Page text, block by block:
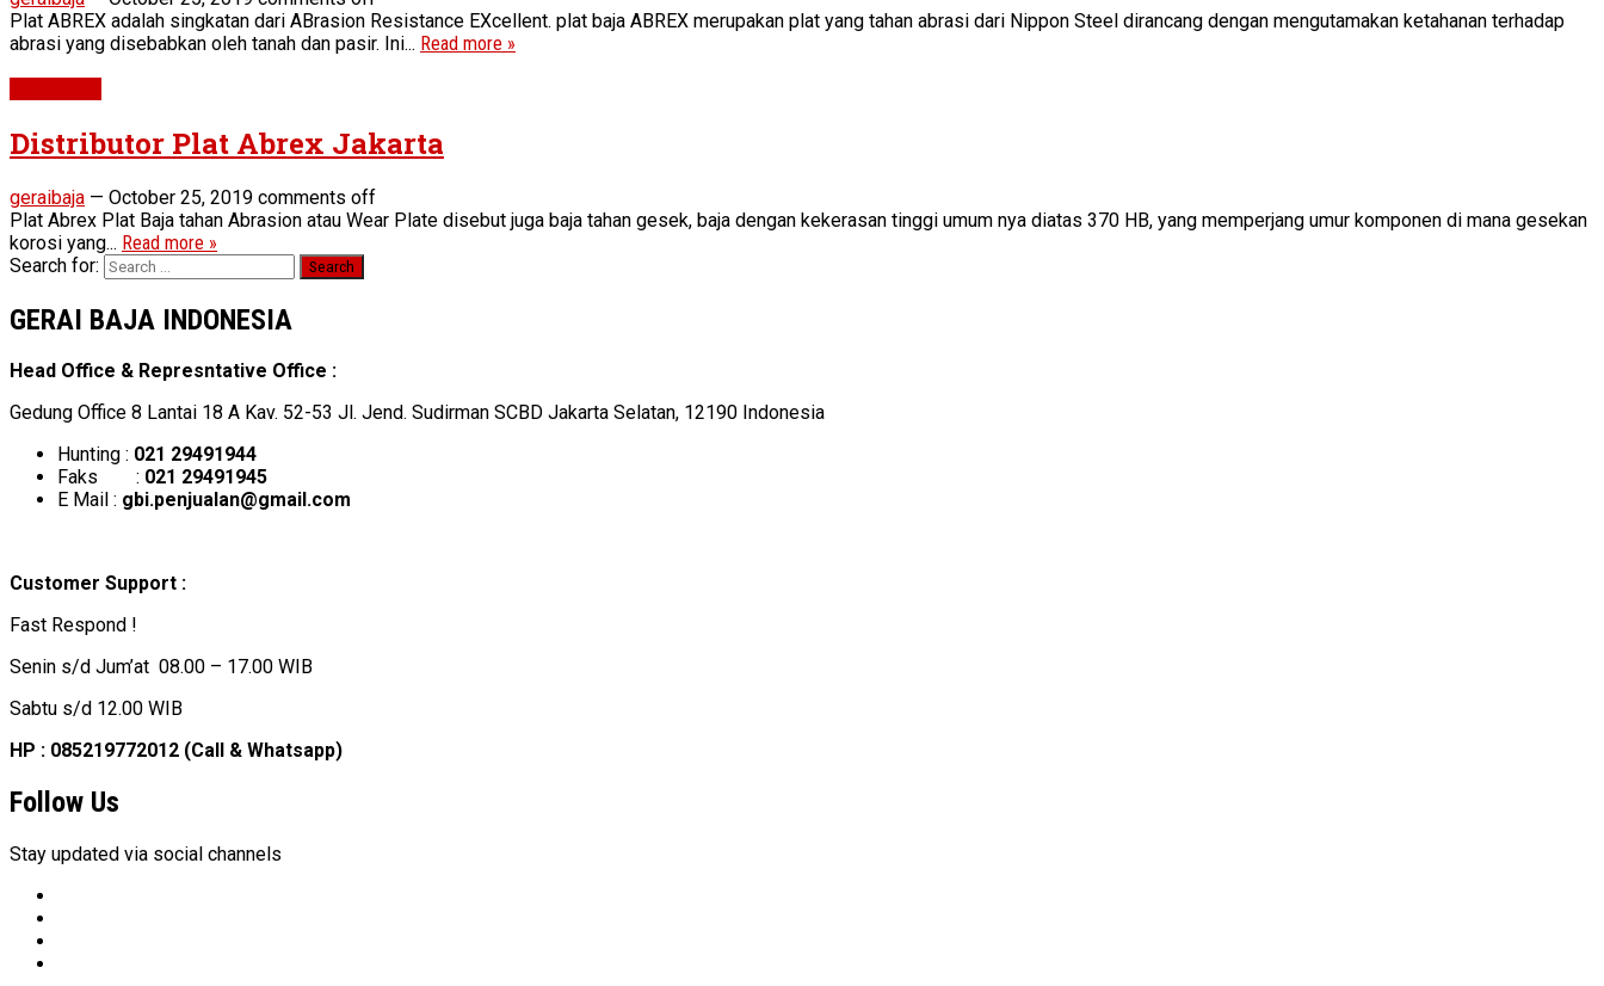
Plat ABREX adalah singkatan dari ABrasion Resistance EXcellent. plat baja ABREX merupakan plat yang tahan abrasi dari Nippon Steel dirancang dengan mengutamakan ketahanan terhadap
abrasi yang disebabkan oleh tanah dan pasir. Ini... Read more »
Distributor Plat Abrex Jakarta
geraibaja — October 25, 2019 comments off
Plat Abrex Plat Baja tahan Abrasion atau Wear Plate disebut juga baja tahan gesek, baja dengan kekerasan tinggi umum nya diatas 370 HB, yang memperjang umur komponen di mana gesekan
korosi yang... Read more »
Search for:
GERAI BAJA INDONESIA
Head Office & Represntative Office :
Gedung Office 8 Lantai 18 A Kav. 52-53 Jl. Jend. Sudirman SCBD Jakarta Selatan, 12190 Indonesia
Hunting : 021 29491944
Faks : 021 29491945
E Mail : gbi.penjualan@gmail.com
Customer Support :
Fast Respond !
Senin s/d Jum’at 08.00 – 17.00 WIB
Sabtu s/d 12.00 WIB
HP : 085219772012 (Call & Whatsapp)
Follow Us
Stay updated via social channels